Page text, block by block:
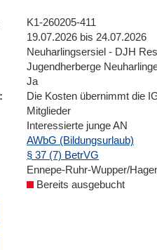
K1-260205-411
19.07.2026 bis 24.07.2026
Neuharlingsersiel - DJH
Jugendherberge
Ja
Die Kosten übernimmt die
Mitglieder
Interessierte junge AN
AWbG (Bildungsurlaub)
§ 37 (7) BetrVG
Ennepe-Ruhr-Wupper/
Bereits ausgebucht